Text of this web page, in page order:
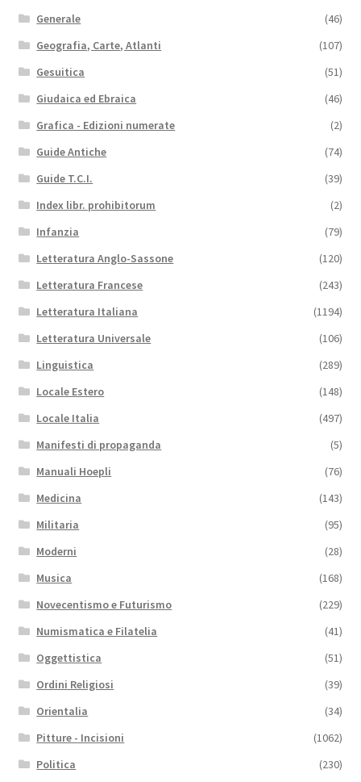
Generale
(46)
Geografia, Carte, Atlanti
(107)
Gesuitica
(51)
Giudaica ed Ebraica
(46)
Grafica - Edizioni numerate
(2)
Guide Antiche
(74)
Guide T.C.I.
(39)
Index libr. prohibitorum
(2)
Infanzia
(79)
Letteratura Anglo-Sassone
(120)
Letteratura Francese
(243)
Letteratura Italiana
(1194)
Letteratura Universale
(106)
Linguistica
(289)
Locale Estero
(148)
Locale Italia
(497)
Manifesti di propaganda
(5)
Manuali Hoepli
(76)
Medicina
(143)
Militaria
(95)
Moderni
(28)
Musica
(168)
Novecentismo e Futurismo
(229)
Numismatica e Filatelia
(41)
Oggettistica
(51)
Ordini Religiosi
(39)
Orientalia
(34)
Pitture - Incisioni
(1062)
Politica
(230)